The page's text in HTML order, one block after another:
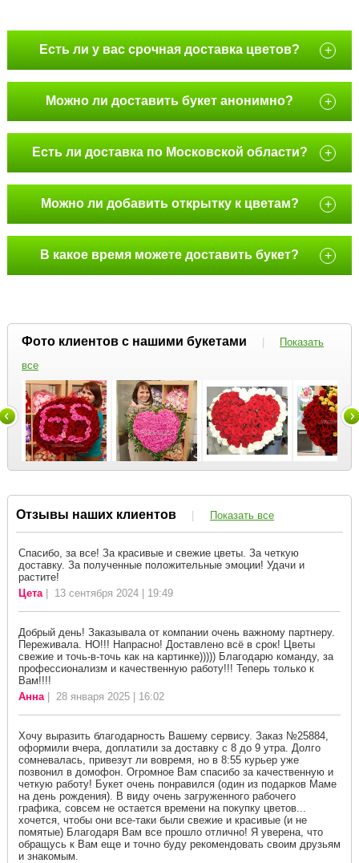
Есть ли у вас срочная доставка цветов? +
Можно ли доставить букет анонимно? +
Есть ли доставка по Московской области? +
Можно ли добавить открытку к цветам? +
В какое время можете доставить букет? +
Фото клиентов с нашими букетами |
Показать
все
Отзывы наших клиентов | Показать все
Спасибо, за все! За красивые и свежие цветы. За четкую
доставку. За полученные положительные эмоции! Удачи и
растите!
Цета| 13 сентября 2024 | 19:49
Добрый день! Заказывала от компании очень важному партнеру.
Переживала. НО!!! Напрасно! Доставлено всё в срок! Цветы
свежие и точь-в-точь как на картинке))))) Благодарю команду, за
профессионализм и качественную работу!!! Теперь только к
Вам!!!!
Анна| 28 января 2025 | 16:02
Хочу выразить благодарность Вашему сервису. Заказ №25884,
оформили вчера, доплатили за доставку с 8 до 9 утра. Долго
сомневалась, привезут ли вовремя, но в 8:55 курьер уже
позвонил в домофон. Огромное Вам спасибо за качественную и
четкую работу! Букет очень понравился (один из подарков Маме
на день рождения). В виду очень загруженного рабочего
графика, совсем не остается времени на покупку цветов...
хочется, чтобы они все-таки были свежие и красивые (и не
помятые) Благодаря Вам все прошло отлично! Я уверена, что
обращусь к Вам еще и точно буду рекомендовать своим друзьям
и знакомым.